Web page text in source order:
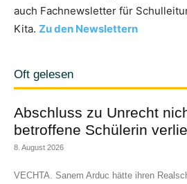
auch Fachnewsletter für
Kita. Zu den Newslettern
Oft gelesen
Abschluss zu Unrecht
betroffene Schülerin
8. August 2026
VECHTA. Sanem Arduc hätte ihren